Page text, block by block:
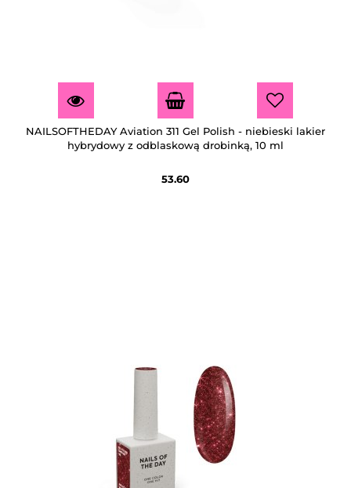
NAILSOFTHEDAY Aviation 311 Gel Polish - niebieski lakier
hybrydowy z odblaskową drobinką, 10 ml
53.60